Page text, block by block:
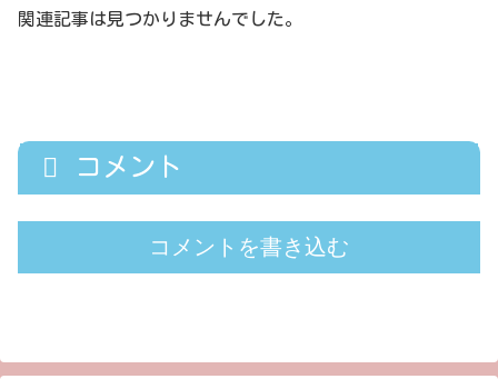
関連記事は見つかりませんでした。
コメント
コメントを書き込む